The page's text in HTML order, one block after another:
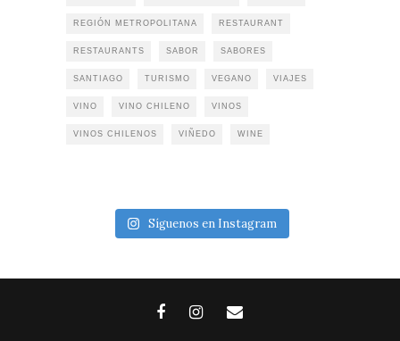
REGIÓN METROPOLITANA RESTAURANT
RESTAURANTS SABOR SABORES
SANTIAGO TURISMO VEGANO VIAJES
VINO VINO CHILENO VINOS
VINOS CHILENOS VIÑEDO WINE
Síguenos en Instagram